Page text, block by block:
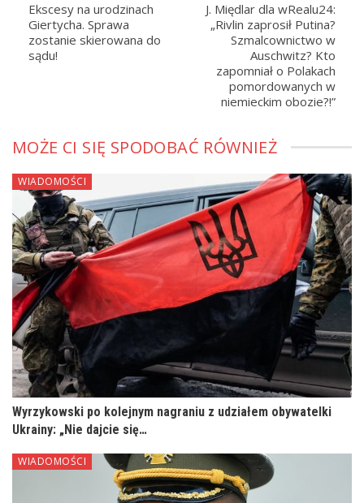
Ekscesy na urodzinach
Giertycha. Sprawa
zostanie skierowana do
sądu!
J. Międlar dla wRealu24:
„Rivlin zaprosił Putina?
Szmalcownictwo w
Auschwitz? Kto
zapomniał o Polakach
pomordowanych w
niemieckim obozie?!”
MOŻE CI SIĘ SPODOBAĆ RÓWNIEŻ
WIADOMOŚCI
Wyrzykowski po kolejnym nagraniu z udziałem obywatelki
Ukrainy: „Nie dajcie się…
WIADOMOŚCI